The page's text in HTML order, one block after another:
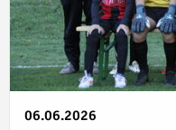
06.06.2026